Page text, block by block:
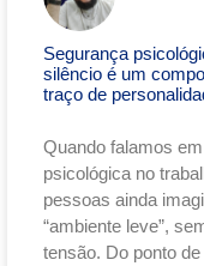
Segurança
silêncio é um
traço de
Quando falamos
psicológica no
pessoas ainda
“ambiente leve”,
tensão. Do ponto